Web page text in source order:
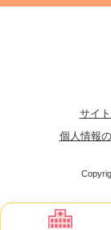
サイ
個人情報